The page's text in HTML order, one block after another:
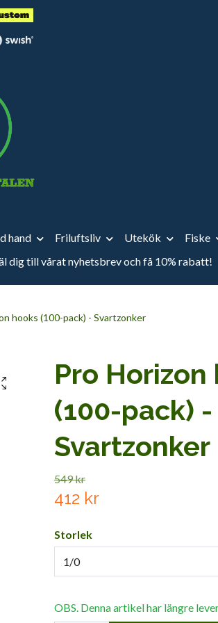
hand Friluftsliv Utekök Fiske
dig till vårat nyhetsbrev och få 10% rabatt!
hooks (100-pack) - Svartzonker
Pro Horizon
(100-pack) -
Svartzonker
549 kr
412 kr
Storlek
1/0
OBS. Denna artikel har längre